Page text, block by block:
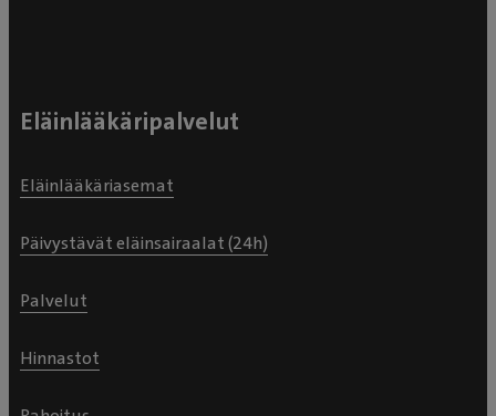
Eläinlääkäripalvelut
Eläinlääkäriasemat
Päivystävät eläinsairaalat (24h)
Palvelut
Hinnastot